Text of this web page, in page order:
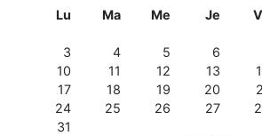
Lu Ma Me Je
3
4 5 6
10
11 12 13
17
18 19 20
24
25 26 27
31